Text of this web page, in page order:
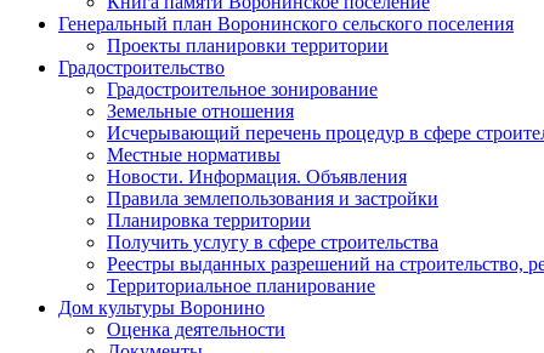
Генеральный план Воронинского сельского поселения
Проекты планировки территории
Градостроительство
Градостроительное зонирование
Земельные отношения
Исчерывающий перечень процедур в сфере
Местные нормативы
Новости. Информация. Объявления
Правила землепользования и застройки
Планировка территории
Получить услугу в сфере строительства
Реестры выданных разрешений на строительство,
Территориальное планирование
Дом культуры Воронино
Оценка деятельности